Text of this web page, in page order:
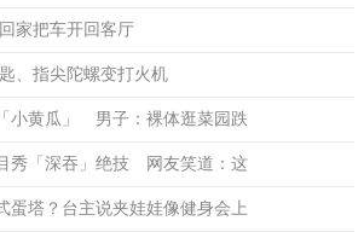
家把车开回客厅
、指尖陀螺变打火机
小黄瓜」 男子：裸体逛菜园跌
秀「深吞」绝技 网友笑道：这
蛋塔？台主说夹娃娃像健身会上